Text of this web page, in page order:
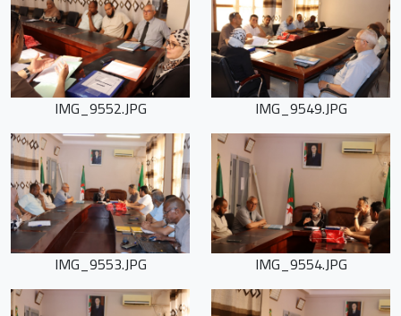
IMG_9549.JPG
IMG_9552.JPG
IMG_9554.JPG
IMG_9553.JPG